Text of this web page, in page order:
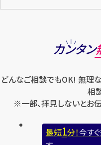
カンタン
どんなご相談でもOK! 無理
相
※一部、拝見しないとお
最短1分！今す